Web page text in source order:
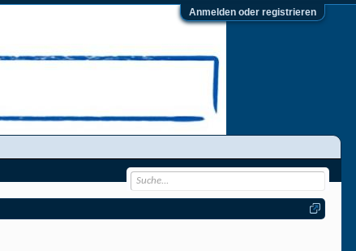
Anmelden oder registrieren